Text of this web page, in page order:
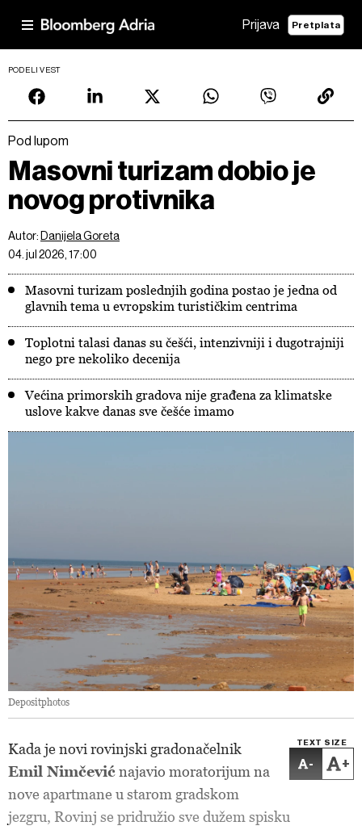
Prijava Pretplata
PODELI VEST
Pod lupom
Masovni turizam dobio je
novog protivnika
Autor: Danijela Goreta
04. jul 2026, 17:00
Masovni turizam poslednjih godina postao je jedna od
glavnih tema u evropskim turističkim centrima
Toplotni talasi danas su češći, intenzivniji i dugotrajniji
nego pre nekoliko decenija
Većina primorskih gradova nije građena za klimatske
uslove kakve danas sve češće imamo
Depositphotos
TEXT SIZE
- +
Kada je novi rovinjski gradonačelnik
Emil Nimčevićnajavio moratorijum na
nove apartmane u starom gradskom
jezgru, Rovinj se pridružio sve dužem spisku